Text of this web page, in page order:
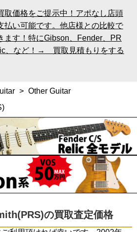
取価格をご提示中！アポなし店頭
払い可能です。他店様との比較で
ます！特にGibson、Fender、PR
、など！→ 買取見積もりをする
> Other Guitar
の買取査定価格